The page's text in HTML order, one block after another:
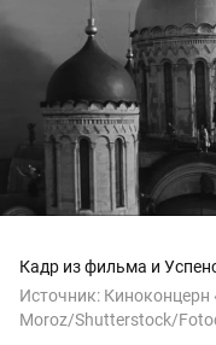
Кадр из фильма и
Источник: Киноконцерн
Moroz/Shutterstock/